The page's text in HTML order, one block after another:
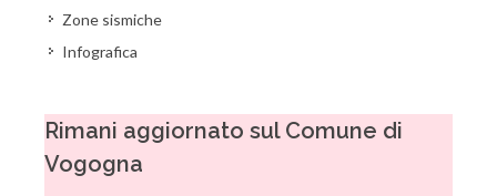
Zone sismiche
Infografica
Rimani aggiornato sul Comune di
Vogogna